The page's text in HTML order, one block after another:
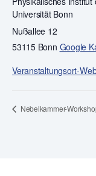
Universität Bonn
Nußallee 12
53115 Bonn Google
Veranstaltungsort-
Nebelkammer-